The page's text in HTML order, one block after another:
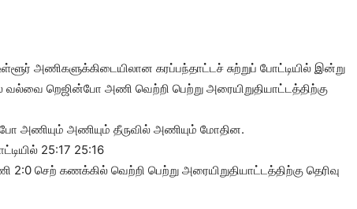
அணிகளுக்கிடையிலான கரப்பந்தாட்டச் சுற்றுப் போட்டியில் இன்று
றெஜின்போ அணி வெற்றி பெற்று அரையிறுதியாட்டத்திற்கு
அணியும் அணியும் தீருவில் அணியும் மோதின.
25:17 25:16
செற் கணக்கில் வெற்றி பெற்று அரையிறுதியாட்டத்திற்கு தெரிவு